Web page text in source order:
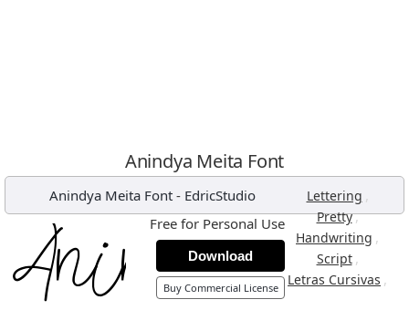
Anindya Meita Font
Anindya Meita Font- EdricStudio Lettering ,
Pretty,
Handwriting ,
Script ,
Letras Cursivas ,
Free for Personal Use
Download
Buy Commercial License